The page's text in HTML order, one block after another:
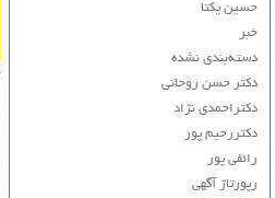
حسین یکتا
خبر
دسته‌بندی نشده
دکتر حسن روحانی
دکتراحمدی نژاد
دکتررحیم پور
رائفی پور
رپورتاژ آگهی